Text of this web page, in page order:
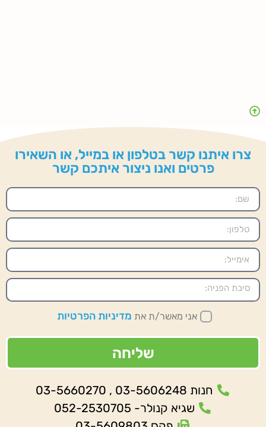
צרו איתנו קשר בטלפון או במייל, או השאירו
פרטים ואנו ניצור איתכם קשר
אני מאשר/ת את מדיניות הפרטיות
שליחה
חנות 03-5606248 , 03-5660270
שגיא קנולר- 052-2530705